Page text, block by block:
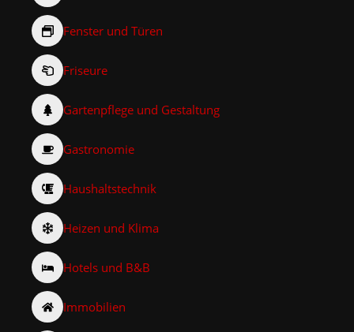
Fenster und Türen
Friseure
Gartenpflege und Gestaltung
Gastronomie
Haushaltstechnik
Heizen und Klima
Hotels und B&B
Immobilien